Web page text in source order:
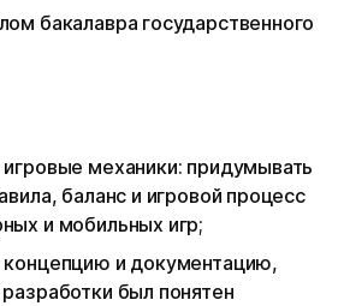
бакалавра государственного
игровые механики: придумывать
баланс и игровой процесс
и мобильных игр;
концепцию и документацию,
был понятен